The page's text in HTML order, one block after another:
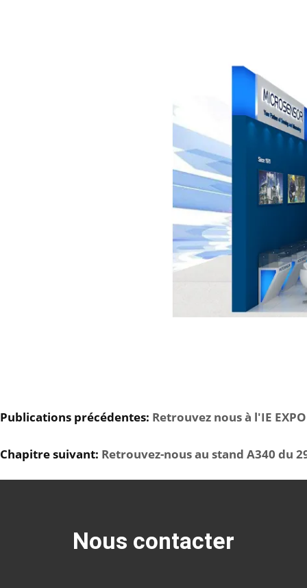
Publications précédentes: Retrouvez nous à l'IE
Chapitre suivant: Retrouvez-nous au stand A340 du
Nous contacter